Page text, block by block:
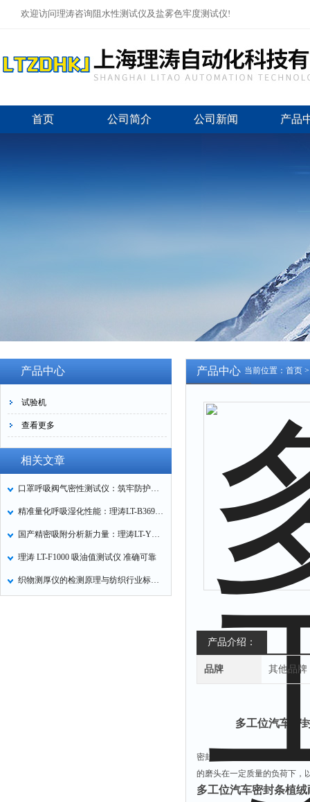
欢迎访问理涛咨询阻水性测试仪及盐雾色牢度测试仪!
首页 公司简介 公司新闻 产品
产品中心
试验机
查看更多
相关文章
口罩呼吸阀气密性测试仪：筑牢防护口罩的质量关卡
精准量化呼吸湿化性能：理涛LT-B369湿化器数据采集装置技术解析
国产精密吸附分析新力量：理涛LT-Y019A全自动高压吸附仪的性能与应用解析
理涛 LT-F1000 吸油值测试仪 准确可靠
织物测厚仪的检测原理与纺织行业标准化应用
当前位置： 首页
产品中心
产品介绍：
品牌 其他品牌
多工位汽车密
密封条耐磨性能试验机的测试
的磨头在一定质量的负荷下，
多工位汽车密封条植